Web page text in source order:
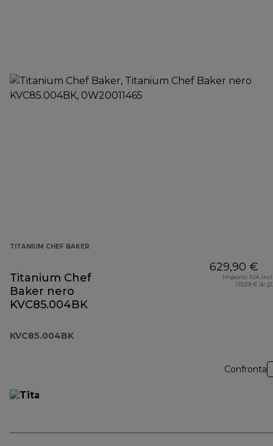
TITANIUM CHEF BAKER
Titanium Chef
Baker nero
KVC85.004BK
KVC85.004BK
629,90 €
Importo IVA
113,59 € di
Confronta